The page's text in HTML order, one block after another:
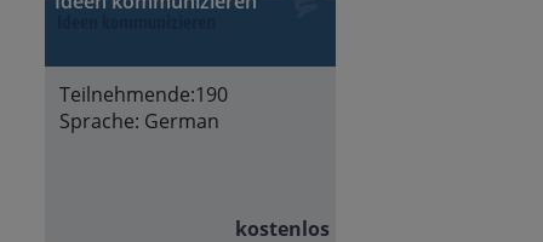
Teilnehmende:190
Sprache: German
kostenlos